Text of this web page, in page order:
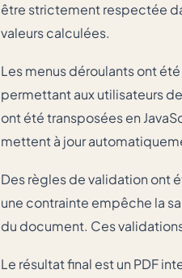
être strictement respectée
valeurs calculées.
Les menus déroulants ont
permettant aux utilisateurs
ont été transposées en
mettent à jour
Des règles de validation ont
une contrainte empêche la
du document. Ces
Le résultat final est un PDF